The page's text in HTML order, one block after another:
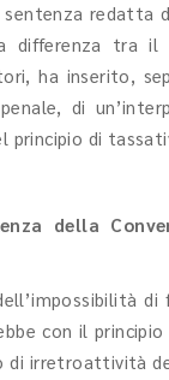
redatta
differenza tra
ha inserito,
di
principio di
della
di
con il
di irretroattività